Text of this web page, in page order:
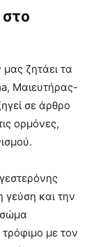
στο
ζητάει τα
Μαιευτήρας-
σε άρθρο
ορμόνες,
γεύση και την
σώμα
με τον